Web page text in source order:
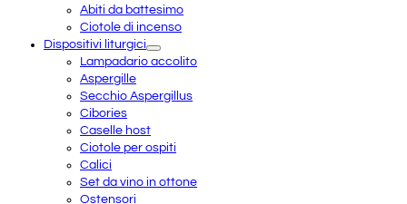
Abiti da battesimo
Ciotole di incenso
Dispositivi liturgici
Lampadario accolito
Aspergille
Secchio Aspergillus
Cibories
Caselle host
Ciotole per ospiti
Calici
Set da vino in ottone
Ostensori